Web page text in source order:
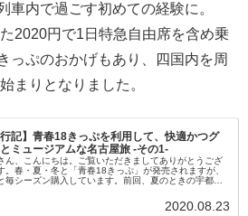
車内で過ごす初めての経験に。
2020円で1日特急自由席を含め乗
っぷのおかげもあり、四国内を周
まりとなりました。
行記】青春18きっぷを利用して、快適かつグ
ミュージアムな名古屋旅 -その1-
ん、こんにちは。ご覧いただきましてありがとうござ
。春・夏・冬と「青春18きっぷ」が発売されますが、
毎シーズン購入しています。前回、夏のときの宇都
2020.08.23